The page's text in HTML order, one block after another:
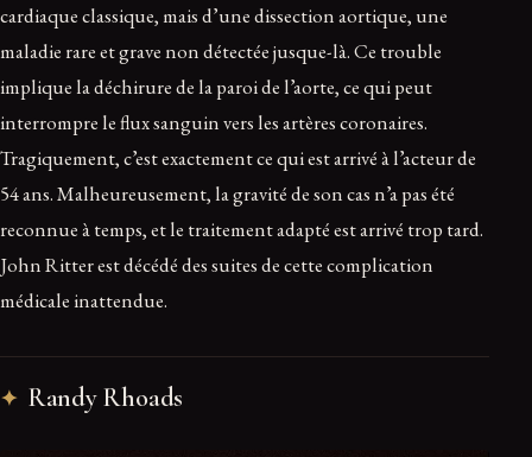
cardiaque classique, mais d’une dissection aortique, une
maladie rare et grave non détectée jusque-là. Ce trouble
implique la déchirure de la paroi de l’aorte, ce qui peut
interrompre le flux sanguin vers les artères coronaires.
Tragiquement, c’est exactement ce qui est arrivé à l’acteur de
54 ans. Malheureusement, la gravité de son cas n’a pas été
reconnue à temps, et le traitement adapté est arrivé trop tard.
John Ritter est décédé des suites de cette complication
médicale inattendue.
Randy Rhoads